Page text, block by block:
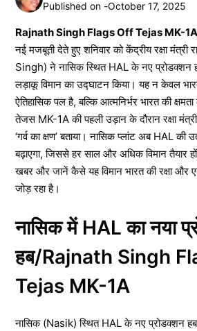
Published on -October 17, 2025
Rajnath Singh Flags Off Tejas MK-
नई मजबूती देते हुए शनिवार को केंद्रीय रक्षा
Singh) ने नासिक स्थित HAL के नए
लड़ाकू विमान का उद्घाटन किया। यह न केवल
ऐतिहासिक पल है, बल्कि आत्मनिर्भर भारत की
तेजस MK-1A की पहली उड़ान के दौरान रक्षा
‘गर्व का क्षण’ बताया। नासिक प्लांट अब HAL की
बढ़ाएगा, जिससे हर साल और अधिक विमान तैयार
खबर और जानें कैसे यह विमान भारत की रक्षा और
जोड़ रहा है।
नासिक में HAL का नया
हब/Rajnath Singh
Tejas MK-1A
नासिक (Nasik) स्थित HAL के नए प्रोडक्शन